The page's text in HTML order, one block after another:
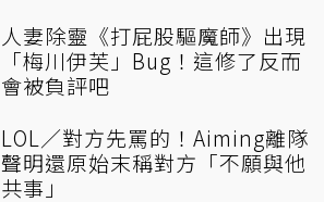
人妻除靈《打屁股驅魔師》出現
「梅川伊芙」Bug！這修了反而
會被負評吧
LOL／對方先罵的！Aiming離隊
聲明還原始末稱對方「不願與他
共事」